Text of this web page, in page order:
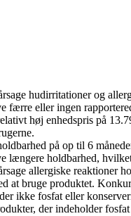
hudirritationer og
færre eller ingen
høj enhedspris på
på op til 6
længere holdbarhed,
allergiske reaktioner
at bruge produktet.
ikke fosfat eller
der indeholder